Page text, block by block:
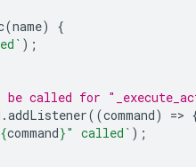
(name)
{
);
be called for
.addListener((command) =>
command}" called` );